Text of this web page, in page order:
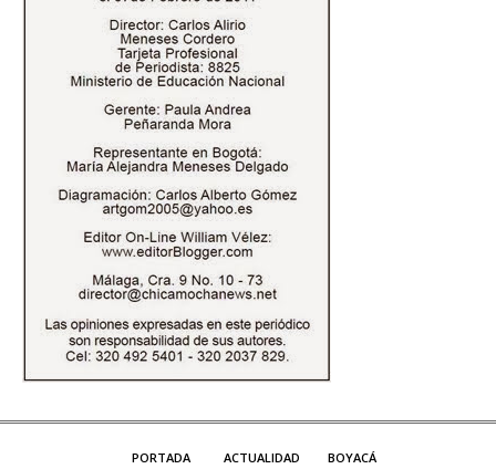
PORTADA ACTUALIDAD BOYACÁ